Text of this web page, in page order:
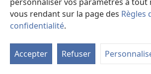
vous rendant sur la page des Règles
confidentialité.
Accepter Refuser
CHANTER,Ps 96:1 C.à Jéhovah chant
Mt 26:30après avoirc.
Éph 5:19c.
CHAR , Jg 4:13 900c.équipés de
2R 6:17 c.de feu autour d’Élisée